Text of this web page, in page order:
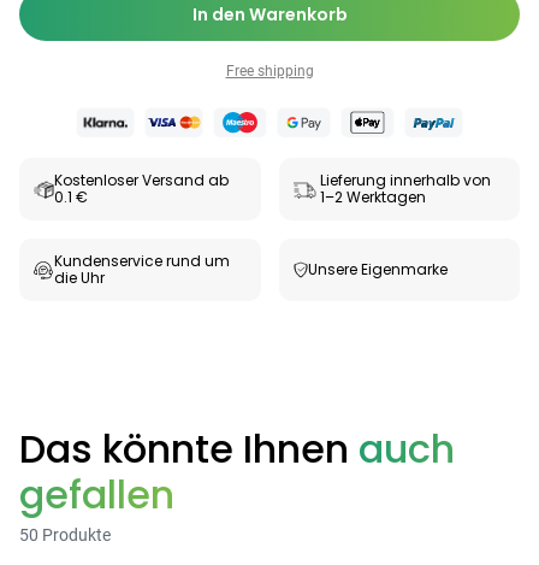
TestzentrumArzneimittel
&
In den Warenkorb
Free shipping
Kostenloser Versand ab
0.1 €
Lieferung innerhalb von
1–2 Werktagen
Kundenservice rund um
die Uhr
Unsere Eigenmarke
Das könnte Ihnen auch
gefallen
50 Produkte